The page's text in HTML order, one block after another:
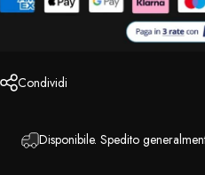
Condividi
Disponibile. Spedito